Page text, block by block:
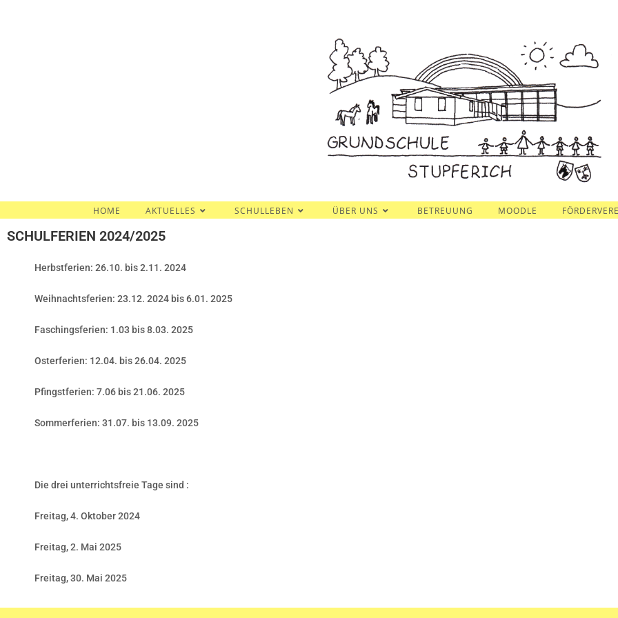
HOME AKTUELLES SCHULLEBEN ÜBER UNS BETREUUNG MOODLE
SCHULFERIEN 2024/2025
Herbstferien: 26.10. bis 2.11. 2024
Weihnachtsferien: 23.12. 2024 bis 6.01. 2025
Faschingsferien: 1.03 bis 8.03. 2025
Osterferien: 12.04. bis 26.04. 2025
Pfingstferien: 7.06 bis 21.06. 2025
Sommerferien: 31.07. bis 13.09. 2025
Die drei unterrichtsfreie Tage sind :
Freitag, 4. Oktober 2024
Freitag, 2. Mai 2025
Freitag, 30. Mai 2025